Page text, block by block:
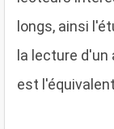
longs, ainsi
la lecture d'un
est